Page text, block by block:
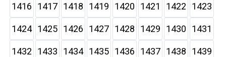
1416 1417 1418 1419 1420 1421 1422 1423
1424 1425 1426 1427 1428 1429 1430 1431
1432 1433 1434 1435 1436 1437 1438 1439